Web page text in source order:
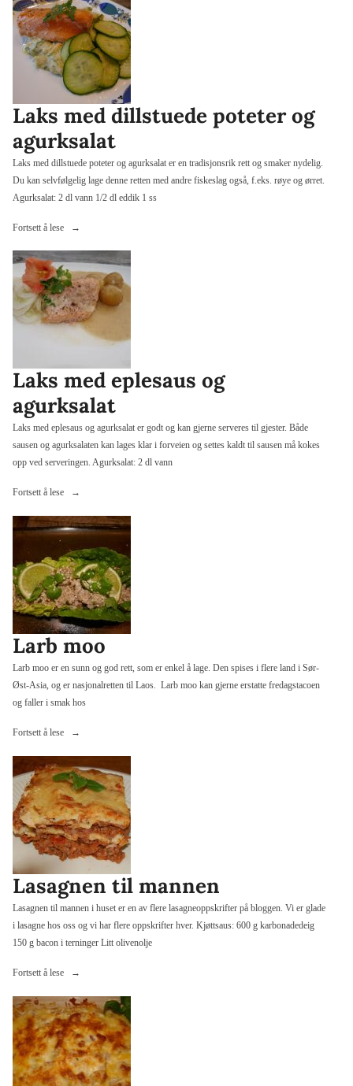
Laks med dillstuede poteter og
agurksalat
Laks med dillstuede poteter og agurksalat er en tradisjonsrik rett og smaker nydelig.
Du kan selvfølgelig lage denne retten med andre fiskeslag også, f.eks. røye og ørret.
Agurksalat: 2 dl vann 1/2 dl eddik 1 ss
Fortsett å lese
«Laks
dillstuede
poteter
og
agurksalat»
Laks med eplesaus og
agurksalat
Laks med eplesaus og agurksalat er godt og kan gjerne serveres til gjester. Både
sausen og agurksalaten kan lages klar i forveien og settes kaldt til sausen må kokes
opp ved serveringen. Agurksalat: 2 dl vann
Fortsett å lese
«Laks
eplesaus
agurksalat»
Larb moo
Larb moo er en sunn og god rett, som er enkel å lage. Den spises i flere land i Sør-
Øst-Asia, og er nasjonalretten til Laos. Larb moo kan gjerne erstatte fredagstacoen
og faller i smak hos
Fortsett å lese
«Larb
Lasagnen til mannen
Lasagnen til mannen i huset er en av flere lasagneoppskrifter på bloggen. Vi er glade
i lasagne hos oss og vi har flere oppskrifter hver. Kjøttsaus: 600 g karbonadedeig
150 g bacon i terninger Litt olivenolje
Fortsett å lese
«Lasagnen
mannen»